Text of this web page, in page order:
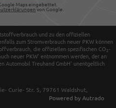
Maps eingebettet.
von Google.
und zu den offiziellen
zum Stromverbrauch neuer PKW können
die offiziellen spezifischen CO 2-
neuer PKW' entnommen werden, der an
Automobil Treuhand GmbH' unentgeltlich
Curie- Str. 5, 79761 Waldshut,
Powered by Autrado